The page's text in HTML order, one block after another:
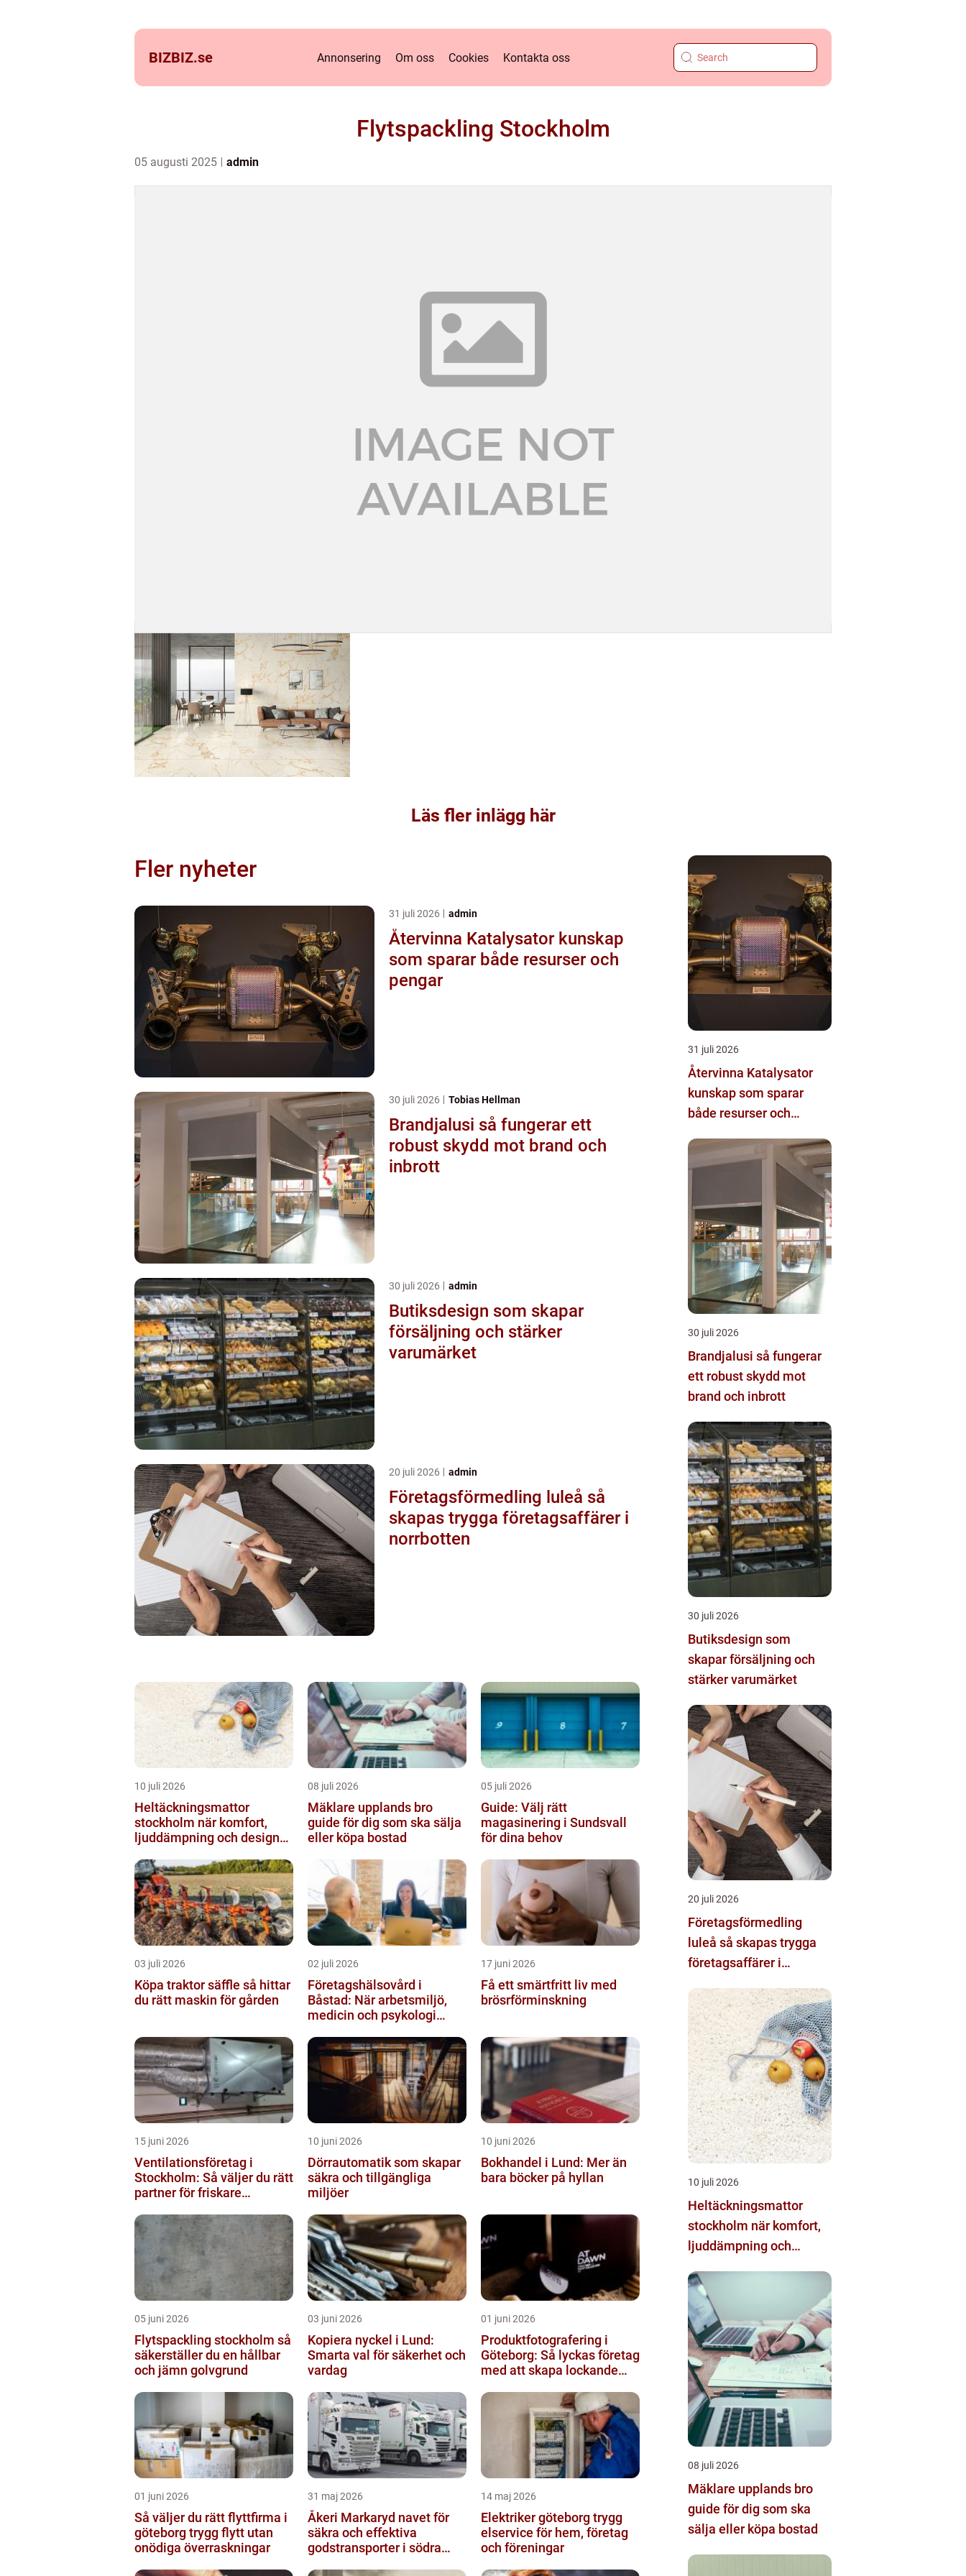
BIZBIZ.se Annonsering Om oss Cookies Kontakta oss
Flytspackling Stockholm
05 augusti 2025 admin
Läs fler inlägg här
Fler nyheter
31 juli 2026 admin
Återvinna Katalysator kunskap
som sparar både resurser och
pengar
30 juli 2026 Tobias Hellman
Brandjalusi så fungerar ett
robust skydd mot brand och
inbrott
30 juli 2026 admin
Butiksdesign som skapar
försäljning och stärker
varumärket
20 juli 2026 admin
Företagsförmedling luleå så
skapas trygga företagsaffärer i
norrbotten
10 juli 2026
Heltäckningsmattor
stockholm när komfort,
ljuddämpning och design
08 juli 2026
Mäklare upplands bro
guide för dig som ska sälja
eller köpa bostad
05 juli 2026
Guide: Välj rätt
magasinering i Sundsvall
för dina behov
03 juli 2026
Köpa traktor säffle så hittar
du rätt maskin för gården
02 juli 2026
Företagshälsovård i
Båstad: När arbetsmiljö,
medicin och psykologi
17 juni 2026
Få ett smärtfritt liv med
brösrförminskning
15 juni 2026
Ventilationsföretag i
Stockholm: Så väljer du rätt
partner för friskare
10 juni 2026
Dörrautomatik som skapar
säkra och tillgängliga
miljöer
10 juni 2026
Bokhandel i Lund: Mer än
bara böcker på hyllan
05 juni 2026
Flytspackling stockholm så
säkerställer du en hållbar
och jämn golvgrund
03 juni 2026
Kopiera nyckel i Lund:
Smarta val för säkerhet och
vardag
01 juni 2026
Produktfotografering i
Göteborg: Så lyckas företag
med att skapa lockande
01 juni 2026
Så väljer du rätt flyttfirma i
göteborg trygg flytt utan
onödiga överraskningar
31 maj 2026
Åkeri Markaryd navet för
säkra och effektiva
godstransporter i södra
14 maj 2026
Elektriker göteborg trygg
elservice för hem, företag
och föreningar
31 juli 2026
Återvinna Katalysator
kunskap som sparar
både resurser och
30 juli 2026
Brandjalusi så fungerar
ett robust skydd mot
brand och inbrott
30 juli 2026
Butiksdesign som
skapar försäljning och
stärker varumärket
20 juli 2026
Företagsförmedling
luleå så skapas trygga
företagsaffärer i
10 juli 2026
Heltäckningsmattor
stockholm när komfort,
ljuddämpning och
08 juli 2026
Mäklare upplands bro
guide för dig som ska
sälja eller köpa bostad